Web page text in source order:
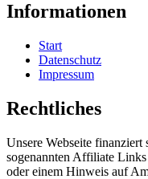
Informationen
Start
Datenschutz
Impressum
Rechtliches
Unsere Webseite finanziert
sogenannten Affiliate
oder einem Hinweis auf